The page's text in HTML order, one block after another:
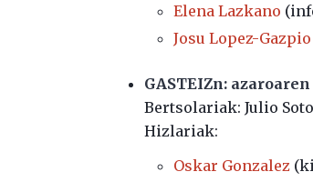
Elena Lazkano
Josu Lopez-Gazpio
GASTEIZn:
Bertsolariak: Julio
Hizlariak:
Oskar Gonzalez